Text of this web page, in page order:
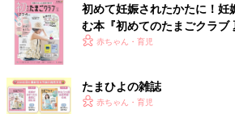
初めて妊娠されたかたに！妊
む本『初めてのたまごクラブ
赤ちゃん・育児
たまひよの雑誌
赤ちゃん・育児